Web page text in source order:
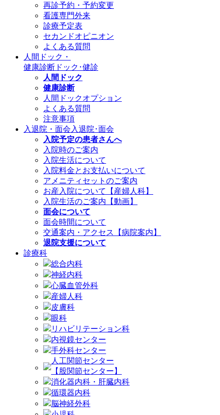
再診予約・予約変更
看護専門外来
診療予定表
セカンドオピニオン
よくある質問
人間ドック・
健康診断 ドック･健診
人間ドック
健康診断
人間ドックオプション
よくある質問
注意事項
入退院・面会 入退院･面会
入院予定の患者さんへ
入院時のご案内
入院生活について
入院料金とお支払いについて
アメニティセットのご案内
お産入院について【産婦人科】
入院生活のご案内【動画】
面会について
面会時間について
交通案内・アクセス【病院案内】
退院支援について
診療科
総合内科
神経内科
心臓血管外科
産婦人科
皮膚科
眼科
リハビリテーション科
内視鏡センター
手外科センター
人工関節センター
【股関節センター】
消化器内科・肝臓内科
循環器内科
脳神経外科